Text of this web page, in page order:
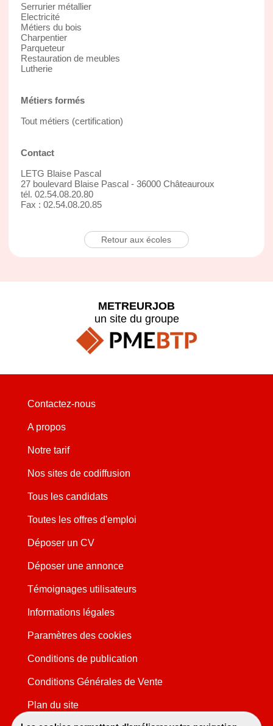
Serrurier métallier
Electricité
Métiers du bois
Charpentier
Parqueteur
Restauration de meubles
Lutherie
Métiers formés
Tout métiers (certification)
Contact
LETG Blaise Pascal
27 boulevard Blaise Pascal - 36000 Châteauroux
tél. 02.54.08.20.80
Fax : 02.54.08.20.85
Retour aux écoles
METREURJOB
un site du groupe
Contactez-nous
A propos
Notre tarif
Nos sites de codiffusion
Tous les candidats
Toutes les offres d'emploi
Déposer un CV
Déposer une annonce
Témoignages utilisateurs
Informations légales
Paramètres des cookies
Conditions de publication
Conditions Générales de Vente
Plan du site